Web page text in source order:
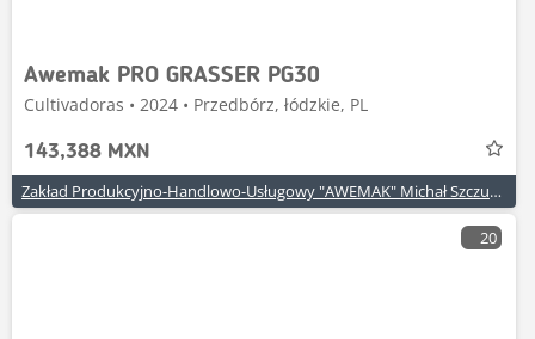
Awemak PRO GRASSER PG30
Cultivadoras • 2024 • Przedbórz, łódzkie, PL
143,388 MXN
Zakład Produkcyjno-Handlowo-Usługowy "AWEMAK" Michał Szczuraszek
20